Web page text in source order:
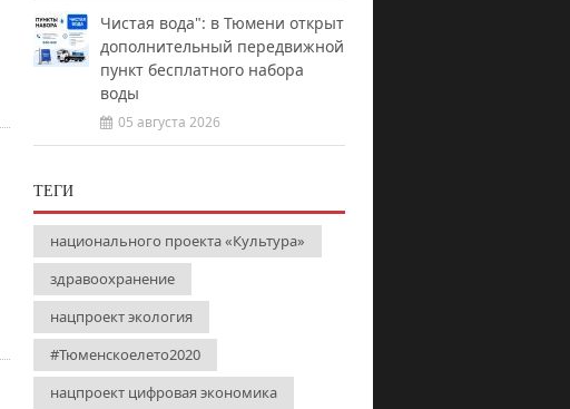
Чистая вода": в Тюмени открыт
дополнительный передвижной
пункт бесплатного набора
воды
05 августа 2026
ТЕГИ
национального проекта «Культура»
здравоохранение
нацпроект экология
#Тюменскоелето2020
нацпроект цифровая экономика